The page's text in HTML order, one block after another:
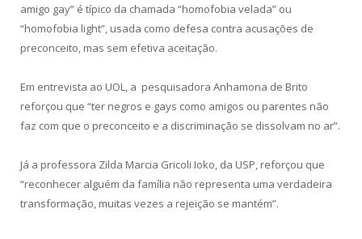
amigo gay” é típico da chamada “homofobia velada” ou
“homofobia light”, usada como defesa contra acusações de
preconceito, mas sem efetiva aceitação.
Em entrevista ao UOL, a pesquisadora Anhamona de Brito
reforçou que “ter negros e gays como amigos ou parentes não
faz com que o preconceito e a discriminação se dissolvam no ar”.
Já a professora Zilda Marcia Gricoli Ioko, da USP, reforçou que
“reconhecer alguém da família não representa uma verdadeira
transformação, muitas vezes a rejeição se mantém”.